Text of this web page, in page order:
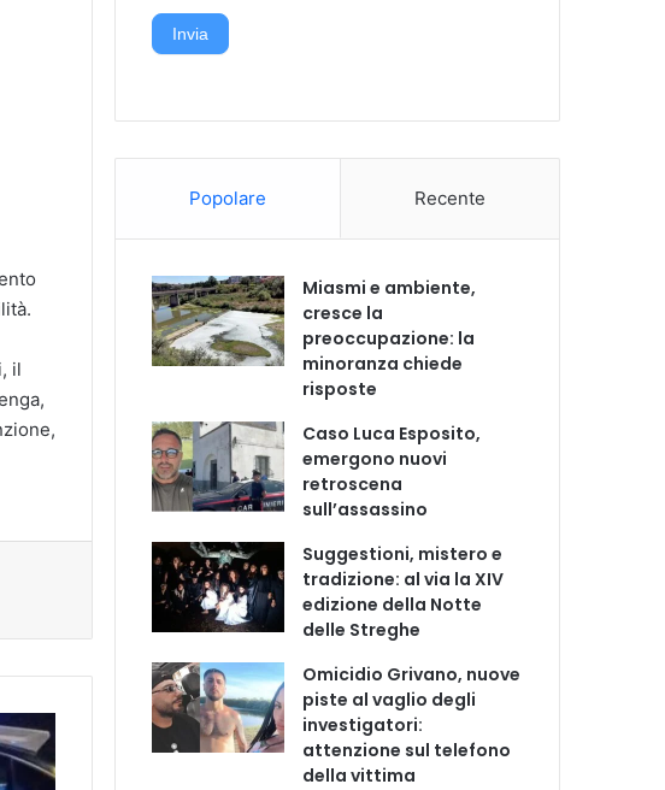
il
Invia
Popolare Recente
Miasmi e ambiente,
cresce la
preoccupazione: la
minoranza chiede
risposte
Caso Luca Esposito,
emergono nuovi
retroscena
sull’assassino
Suggestioni, mistero e
tradizione: al via la XIV
edizione della Notte
delle Streghe
Omicidio Grivano, nuove
piste al vaglio degli
investigatori:
attenzione sul telefono
della vittima